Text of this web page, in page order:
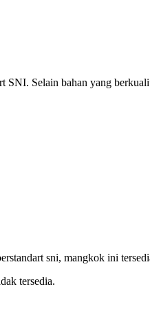
SNI. Selain bahan yang
sni, mangkok ini
tersedia.